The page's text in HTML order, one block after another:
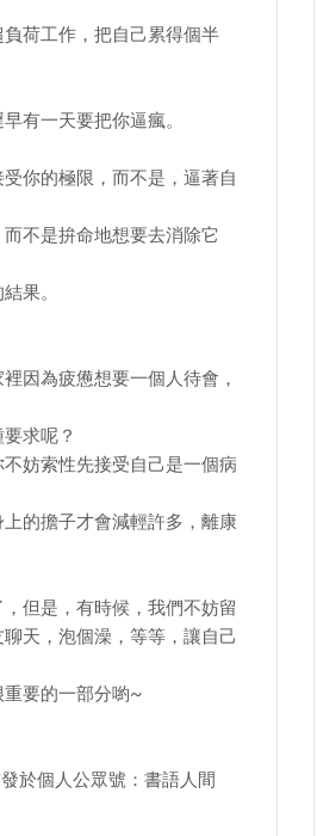
荷工作，把自己累得個半
有一天要把你逼瘋。
你的極限，而不是，逼著自
不是拚命地想要去消除它
果。
因為疲憊想要一個人待會，
求呢？
妨索性先接受自己是一個病
的擔子才會減輕許多，離康
但是，有時候，我們不妨留
天，泡個澡，等等，讓自己
要的一部分喲~
於個人公眾號：書語人間